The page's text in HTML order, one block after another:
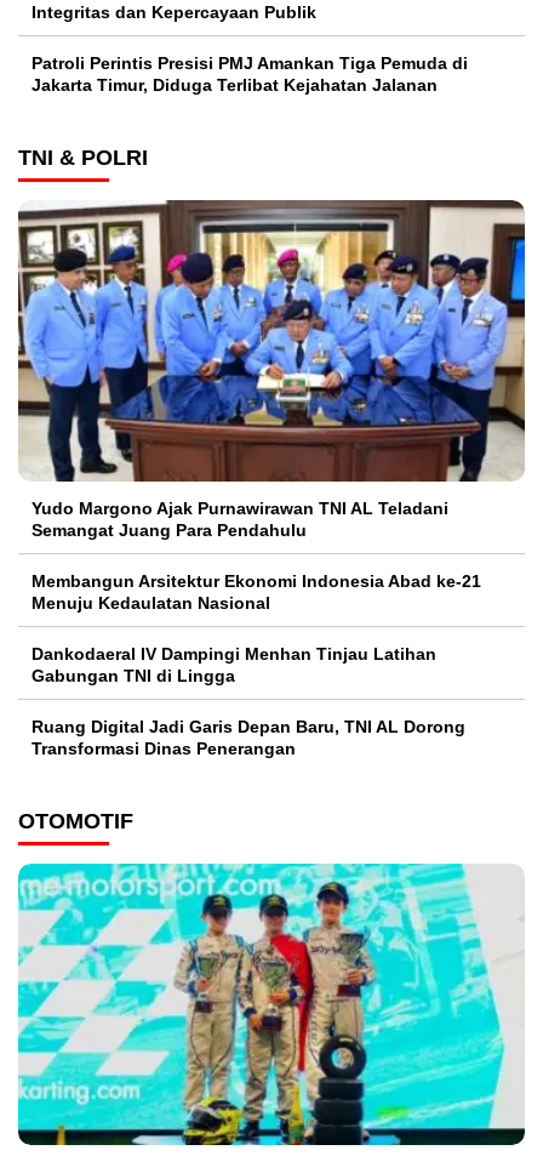
Integritas dan Kepercayaan Publik
Patroli Perintis Presisi PMJ Amankan Tiga Pemuda di
Jakarta Timur, Diduga Terlibat Kejahatan Jalanan
TNI & POLRI
Yudo Margono Ajak Purnawirawan TNI AL Teladani
Semangat Juang Para Pendahulu
Membangun Arsitektur Ekonomi Indonesia Abad ke-21
Menuju Kedaulatan Nasional
Dankodaeral IV Dampingi Menhan Tinjau Latihan
Gabungan TNI di Lingga
Ruang Digital Jadi Garis Depan Baru, TNI AL Dorong
Transformasi Dinas Penerangan
OTOMOTIF